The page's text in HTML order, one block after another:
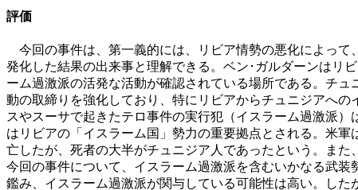
評価
今回の事件は、第一義的には、リビア情勢の悪化によって
発化した結果の出来事と理解できる。ベン･ガルダーンはリ
ーム過激派の活発な活動が確認されている場所である。チ
動の取締りを強化しており、特にリビアからチュニジアへ
スやスーサで起きたテロ事件の実行犯（イスラーム過激派
はリビアの「イスラーム国」勢力の重要拠点とされる。米
亡したが、死者の大半がチュニジア人であったという。また
今回の事件について、イスラーム過激派を含むいかなる武
鑑み、イスラーム過激派が関与している可能性は高い。し